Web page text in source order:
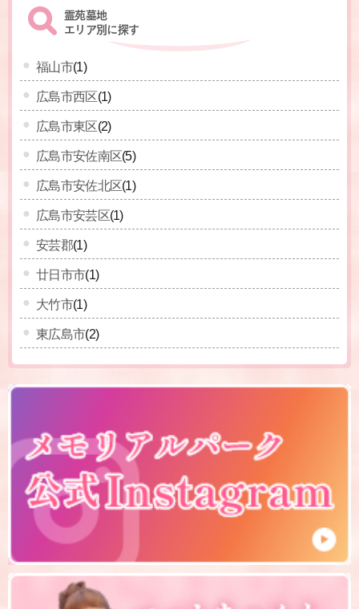
霊苑墓地
エリア別に探す
福山市(1)
広島市西区(1)
広島市東区(2)
広島市安佐南区(5)
広島市安佐北区(1)
広島市安芸区(1)
安芸郡(1)
廿日市市(1)
大竹市(1)
東広島市(2)